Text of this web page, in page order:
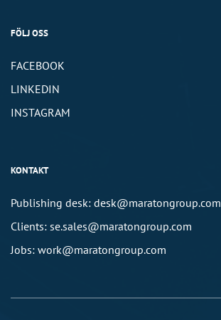
FÖLJ OSS
FACEBOOK
LINKEDIN
INSTAGRAM
KONTAKT
Publishing desk: desk@maratongroup.com
Clients: se.sales@maratongroup.com
Jobs: work@maratongroup.com